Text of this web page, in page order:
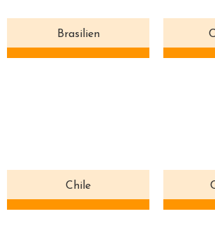
Brasilien
Chile